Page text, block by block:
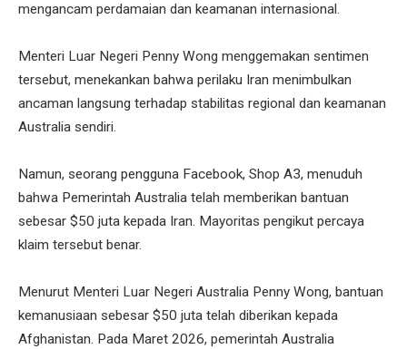
mengancam perdamaian dan keamanan internasional.
Menteri Luar Negeri Penny Wong menggemakan sentimen
tersebut, menekankan bahwa perilaku Iran menimbulkan
ancaman langsung terhadap stabilitas regional dan keamanan
Australia sendiri.
Namun, seorang pengguna Facebook, Shop A3, menuduh
bahwa Pemerintah Australia telah memberikan bantuan
sebesar $50 juta kepada Iran. Mayoritas pengikut percaya
klaim tersebut benar.
Menurut Menteri Luar Negeri Australia Penny Wong, bantuan
kemanusiaan sebesar $50 juta telah diberikan kepada
Afghanistan. Pada Maret 2026, pemerintah Australia